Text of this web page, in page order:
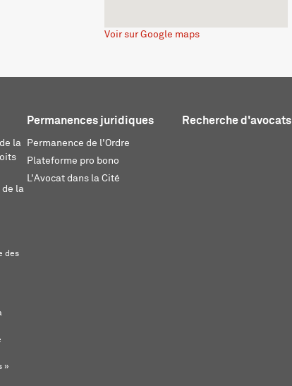
Voir sur Google maps
la
la
des
»
Permanences juridiques
Permanence de l'Ordre
Plateforme pro bono
L'Avocat dans la Cité
Recherche d'avocats